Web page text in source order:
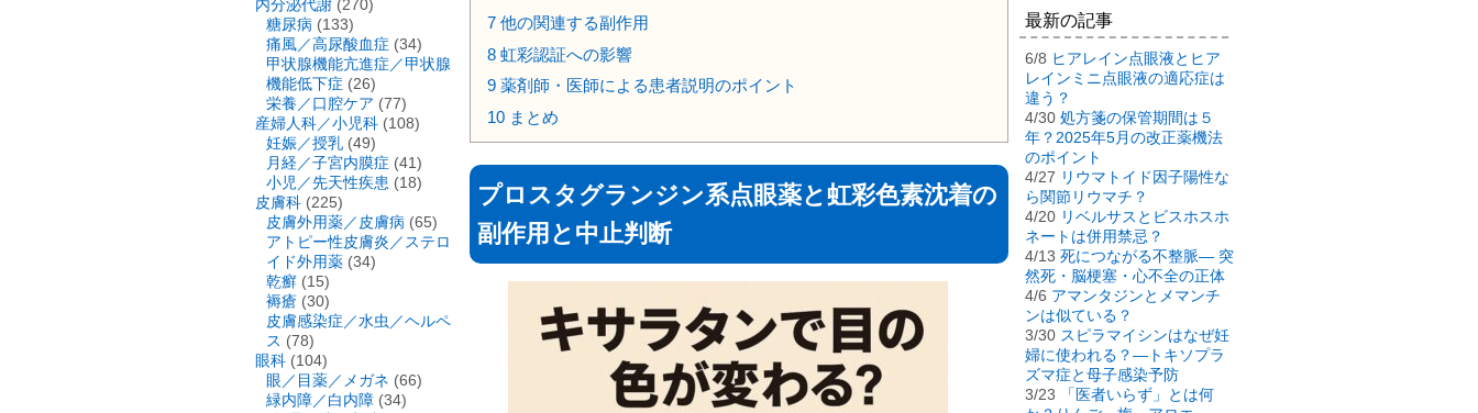
7 他の関連する副作用
8 虹彩認証への影響
9 薬剤師・医師による患者説明のポイント
10 まとめ
プロスタグランジン系点眼薬と虹彩色素沈着の
副作用と中止判断
内分泌代謝 (270)
糖尿病 (133)
痛風／高尿酸血症 (34)
甲状腺機能亢進症／甲状腺
機能低下症 (26)
栄養／口腔ケア (77)
産婦人科／小児科 (108)
妊娠／授乳 (49)
月経／子宮内膜症 (41)
小児／先天性疾患 (18)
皮膚科 (225)
皮膚外用薬／皮膚病 (65)
アトピー性皮膚炎／ステロ
イド外用薬 (34)
乾癬 (15)
褥瘡 (30)
皮膚感染症／水虫／ヘルペ
ス (78)
眼科 (104)
眼／目薬／メガネ (66)
緑内障／白内障 (34)
最新の記事
6/8 ヒアレイン点眼液とヒア
レインミニ点眼液の適応症は
違う？
4/30 処方箋の保管期間は５
年？2025年5月の改正薬機法
のポイント
4/27 リウマトイド因子陽性な
ら関節リウマチ？
4/20 リベルサスとビスホスホ
ネートは併用禁忌？
4/13 死につながる不整脈― 突
然死・脳梗塞・心不全の正体
4/6 アマンタジンとメマンチ
ンは似ている？
3/30 スピラマイシンはなぜ妊
婦に使われる？―トキソプラ
ズマ症と母子感染予防
3/23
「医者いらず」とは何